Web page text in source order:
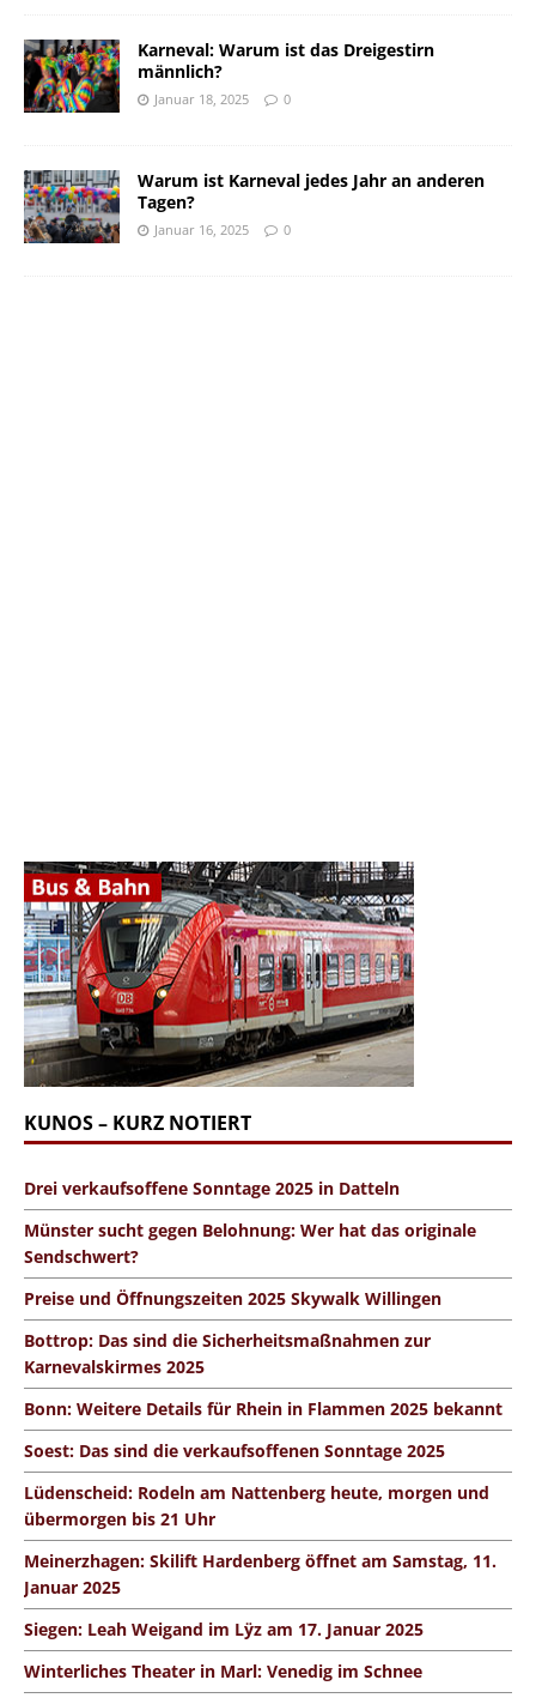
Karneval: Warum ist das Dreigestirn
männlich?
Januar 18, 2025 0
Warum ist Karneval jedes Jahr an anderen
Tagen?
Januar 16, 2025 0
KUNOS – KURZ NOTIERT
Drei verkaufsoffene Sonntage 2025 in Datteln
Münster sucht gegen Belohnung: Wer hat das originale
Sendschwert?
Preise und Öffnungszeiten 2025 Skywalk Willingen
Bottrop: Das sind die Sicherheitsmaßnahmen zur
Karnevalskirmes 2025
Bonn: Weitere Details für Rhein in Flammen 2025 bekannt
Soest: Das sind die verkaufsoffenen Sonntage 2025
Lüdenscheid: Rodeln am Nattenberg heute, morgen und
übermorgen bis 21 Uhr
Meinerzhagen: Skilift Hardenberg öffnet am Samstag, 11.
Januar 2025
Siegen: Leah Weigand im Lÿz am 17. Januar 2025
Winterliches Theater in Marl: Venedig im Schnee